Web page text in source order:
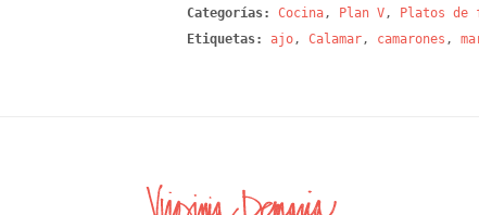
Categorías: Cocina, Plan V, Platos de
Etiquetas:
ajo, Calamar, camarones ,